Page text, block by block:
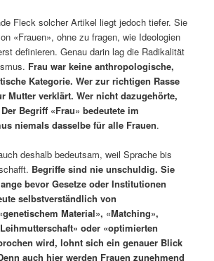
Fleck solcher Artikel liegt jedoch tiefer. Sie
«Frauen», ohne zu fragen, wie Ideologien
definieren. Genau darin lag die Radikalität
Frau war keine anthropologische,
Kategorie. Wer zur richtigen Rasse
Mutter verklärt. Wer nicht dazugehörte,
Begriff «Frau» bedeutete im
niemals dasselbe für alle Frauen.
deshalb bedeutsam, weil Sprache bis
Begriffe sind nie unschuldig. Sie
bevor Gesetze oder Institutionen
selbstverständlich von
Material», «Matching»,
oder «optimierten
wird, lohnt sich ein genauer Blick
auch hier werden Frauen zunehmend